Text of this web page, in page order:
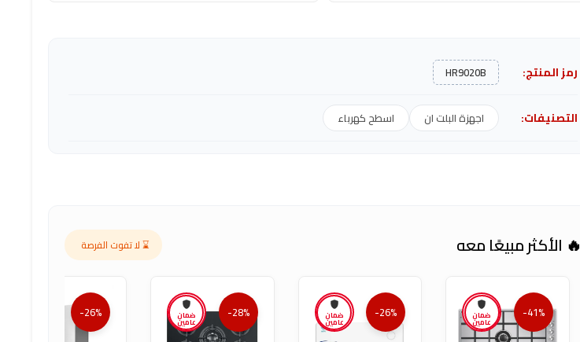
رمز المنتج: HR9020B
التصنيفات: اجهزة البلت ان اسطح كهرباء
🔥 الأكثر مبيعًا معه ⌛ لا تفوت الفرصة
ضمان
عامين
-41% ضمان
عامين
-26% ضمان
عامين
-28%
-26%